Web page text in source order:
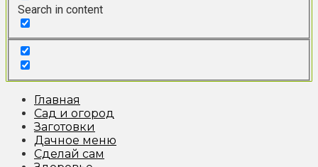
Search in content
Главная
Сад и огород
Заготовки
Дачное меню
Сделай сам